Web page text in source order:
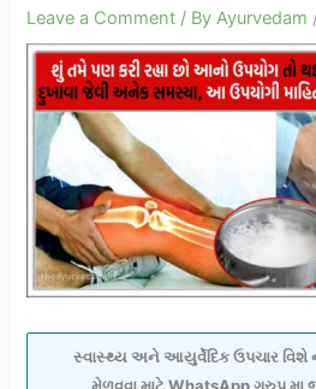
Leave a Comment / ByAyurvedam
સ્વાસ્થ્ય અને આયુર્વેદિક ઉપચાર વિશે